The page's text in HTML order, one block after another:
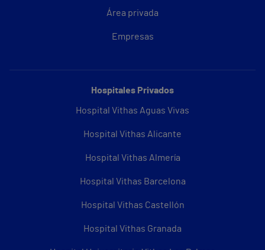
Área privada
Empresas
Hospitales Privados
Hospital Vithas Aguas Vivas
Hospital Vithas Alicante
Hospital Vithas Almería
Hospital Vithas Barcelona
Hospital Vithas Castellón
Hospital Vithas Granada